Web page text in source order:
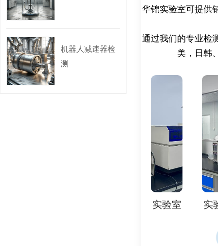
机器人减速器检
测
性及结构完整性‌。
结构耐久性‌。
长期静压老化测试‌：
2. 材料与结构检测‌
材料强度测试‌：抗拉
焊缝质量检测‌：X射
纹或缺陷‌。
密封性验证‌：加压后
mL/min）‌。
3. 辅助系统检测‌
传感器校准‌：水压传
华锦实验室可提供
通过我们的专业检
美，日韩
实验室 实